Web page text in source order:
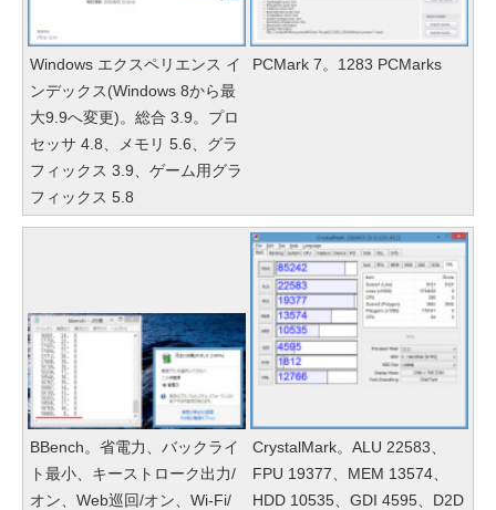
Windows エクスペリエンス イ
ンデックス(Windows 8から最
大9.9へ変更)。総合 3.9。プロ
セッサ 4.8、メモリ 5.6、グラ
フィックス 3.9、ゲーム用グラ
フィックス 5.8
PCMark 7。1283 PCMarks
BBench。省電力、バックライ
ト最小、キーストローク出力/
オン、Web巡回/オン、Wi-Fi/
CrystalMark。ALU 22583、
FPU 19377、MEM 13574、
HDD 10535、GDI 4595、D2D